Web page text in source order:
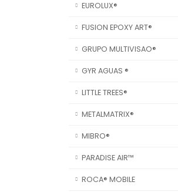
EUROLUX®
FUSION EPOXY ART®
GRUPO MULTIVISAO®
GYR AGUAS ®
LITTLE TREES®
METALMATRIX®
MIBRO®
PARADISE AIR™
ROCA® MOBILE